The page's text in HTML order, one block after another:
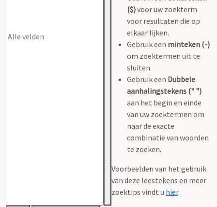
($)voor uw zoekterm
voor resultaten die op
elkaar lijken.
Gebruik een minteken (-)
om zoektermen uit te
sluiten.
Gebruik een Dubbele
aanhalingstekens (" ")
aan het begin en einde
van uw zoektermen om
naar de exacte
combinatie van woorden
te zoeken.
Voorbeelden van het gebruik
van deze leestekens en meer
zoektips vindt u hier.